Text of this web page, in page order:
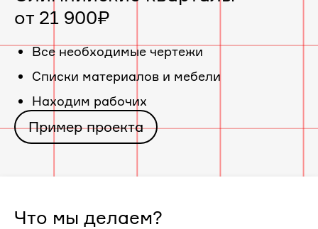
в
«ЖК
ЮгТаун.
Олимпийские
кварталы»
от 21 900₽
Все необходимые чертежи
Cписки материалов и мебели
Находим рабочих
Пример проекта
Что мы делаем?